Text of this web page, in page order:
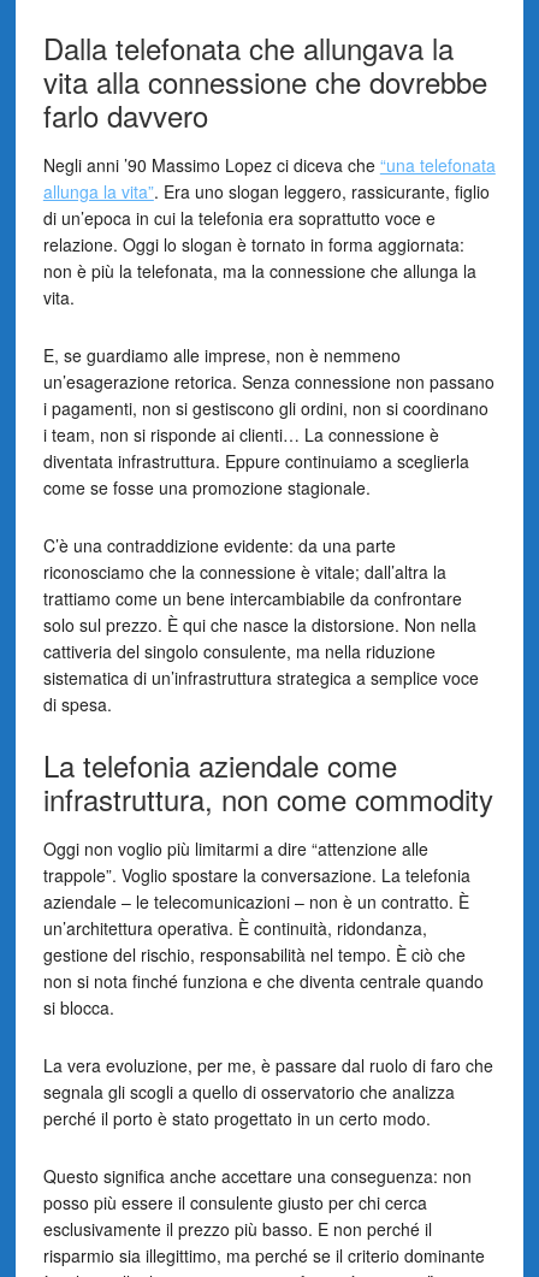
Dalla telefonata che allungava la
vita alla connessione che dovrebbe
farlo davvero
Negli anni ’90 Massimo Lopez ci diceva che “una telefonata
allunga la vita”. Era uno slogan leggero, rassicurante, figlio
di un’epoca in cui la telefonia era soprattutto voce e
relazione. Oggi lo slogan è tornato in forma aggiornata:
non è più la telefonata, ma la connessione che allunga la
vita.
E, se guardiamo alle imprese, non è nemmeno
un’esagerazione retorica. Senza connessione non passano
i pagamenti, non si gestiscono gli ordini, non si coordinano
i team, non si risponde ai clienti… La connessione è
diventata infrastruttura. Eppure continuiamo a sceglierla
come se fosse una promozione stagionale.
C’è una contraddizione evidente: da una parte
riconosciamo che la connessione è vitale; dall’altra la
trattiamo come un bene intercambiabile da confrontare
solo sul prezzo. È qui che nasce la distorsione. Non nella
cattiveria del singolo consulente, ma nella riduzione
sistematica di un’infrastruttura strategica a semplice voce
di spesa.
La telefonia aziendale come
infrastruttura, non come commodity
Oggi non voglio più limitarmi a dire “attenzione alle
trappole”. Voglio spostare la conversazione. La telefonia
aziendale – le telecomunicazioni – non è un contratto. È
un’architettura operativa. È continuità, ridondanza,
gestione del rischio, responsabilità nel tempo. È ciò che
non si nota finché funziona e che diventa centrale quando
si blocca.
La vera evoluzione, per me, è passare dal ruolo di faro che
segnala gli scogli a quello di osservatorio che analizza
perché il porto è stato progettato in un certo modo.
Questo significa anche accettare una conseguenza: non
posso più essere il consulente giusto per chi cerca
esclusivamente il prezzo più basso. E non perché il
risparmio sia illegittimo, ma perché se il criterio dominante